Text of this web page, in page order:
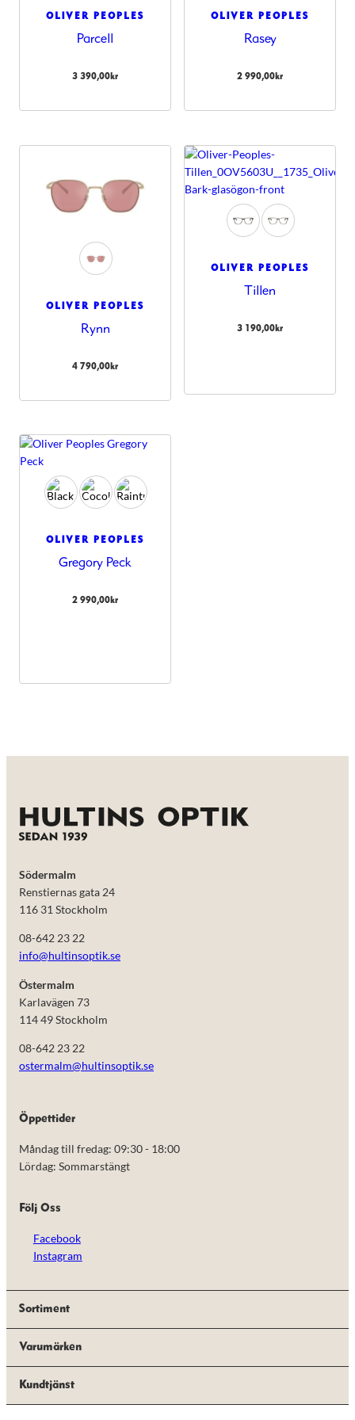
OLIVER PEOPLES
Parcell
3 390,00kr
OLIVER PEOPLES
Rasey
2 990,00kr
OLIVER PEOPLES
Rynn
4 790,00kr
OLIVER PEOPLES
Tillen
3 190,00kr
OLIVER PEOPLES
Gregory Peck
2 990,00kr
Södermalm
Renstiernas gata 24
116 31 Stockholm
08-642 23 22
info@hultinsoptik.se
Östermalm
Karlavägen 73
114 49 Stockholm
08-642 23 22
ostermalm@hultinsoptik.se
Öppettider
Måndag till fredag: 09:30 - 18:00
Lördag: Sommarstängt
Följ Oss
Facebook
Instagram
Sortiment
Varumärken
Kundtjänst